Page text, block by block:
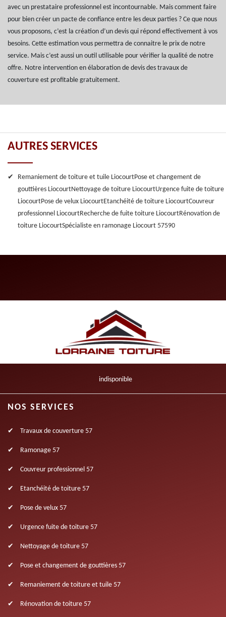
avec un prestataire professionnel est incontournable. Mais comment faire
pour bien créer un pacte de confiance entre les deux parties ? Ce que nous
vous proposons, c’est la création d’un devis qui répond effectivement à vos
besoins. Cette estimation vous permettra de connaitre le prix de notre
service. Mais c’est aussi un outil utilisable pour vérifier la qualité de notre
offre. Notre intervention en élaboration de devis des travaux de
couverture est profitable gratuitement.
AUTRES SERVICES
Remaniement de toiture et tuile LiocourtPose et changement de
gouttières LiocourtNettoyage de toiture LiocourtUrgence fuite de toiture
LiocourtPose de velux LiocourtEtanchéité de toiture LiocourtCouvreur
professionnel LiocourtRecherche de fuite toiture LiocourtRénovation de
toiture LiocourtSpécialiste en ramonage Liocourt 57590
indisponible
NOS SERVICES
Travaux de couverture 57
Ramonage 57
Couvreur professionnel 57
Etanchéité de toiture 57
Pose de velux 57
Urgence fuite de toiture 57
Nettoyage de toiture 57
Pose et changement de gouttières 57
Remaniement de toiture et tuile 57
Rénovation de toiture 57